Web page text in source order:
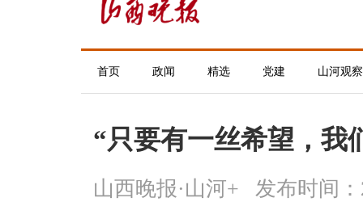
首页 政闻 精选 党建 山河观察
“只要有一丝希望，我
山西晚报·山河+ 发布时间：